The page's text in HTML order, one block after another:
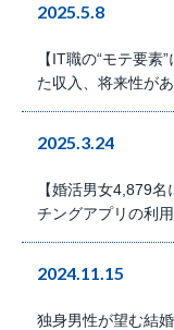
2025.5.8
【IT職の“モテ要
た収入、将来性が
2025.3.24
【婚活男女4,879
チングアプリの利
2024.11.15
独身男性が望む結